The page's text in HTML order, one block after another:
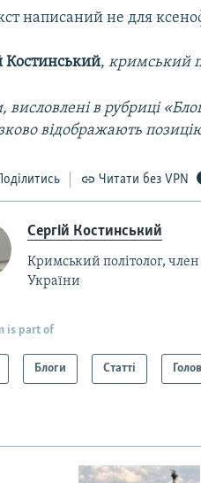
написаний не для
Костинський,кримський
висловлені в рубриці
відображають
Поділитись Читати без VPN
Сергій Костинський
Кримський політолог,
України
is part of
Блоги Статті